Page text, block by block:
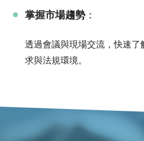
掌握市場趨勢 ：
透過會議與現場交流，快速
求與法規環境。